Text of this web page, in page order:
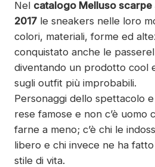
Nel catalogo Melluso
2017 le sneakers nelle loro
colori, materiali, forme ed
conquistato anche le
diventando un prodotto cool
sugli outfit più improbabili.
Personaggi dello spettacolo
rese famose e non c’è uomo
farne a meno; c’è chi le
libero e chi invece ne ha
stile di vita.